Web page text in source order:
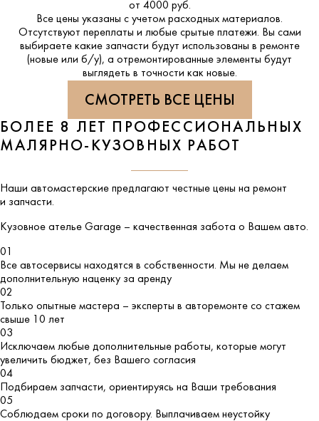
от 4000 руб.
Все цены указаны с учетом расходных материалов.
Отсутствуют переплаты и любые срытые платежи. Вы сами
выбираете какие запчасти будут использованы в ремонте
(новые или б/у), а отремонтированные элементы будут
выглядеть в точности как новые.
СМОТРЕТЬ ВСЕ ЦЕНЫ
БОЛЕЕ 8 ЛЕТ ПРОФЕССИОНАЛЬНЫХ
МАЛЯРНО-КУЗОВНЫХ РАБОТ
Наши автомастерские предлагают честные цены на ремонт
и запчасти.
Кузовное ателье Garage – качественная забота о Вашем авто.
01
Все автосервисы находятся в собственности. Мы не делаем
дополнительную наценку за аренду
02
Только опытные мастера – эксперты в авторемонте со стажем
свыше 10 лет
03
Исключаем любые дополнительные работы, которые могут
увеличить бюджет, без Вашего согласия
04
Подбираем запчасти, ориентируясь на Ваши требования
05
Соблюдаем сроки по договору. Выплачиваем неустойку